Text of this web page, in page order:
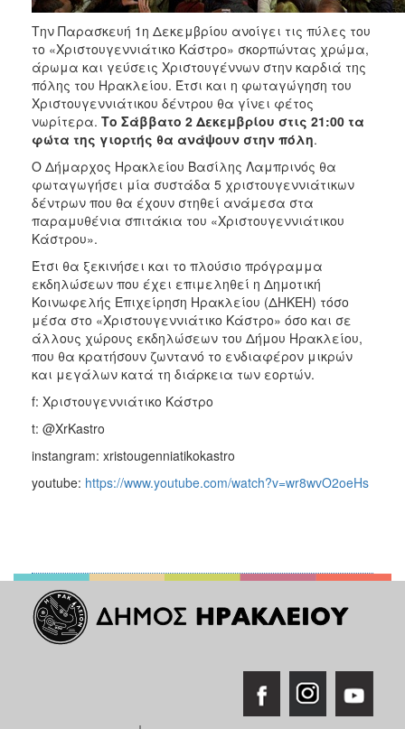
ΑΝΘΕΚΤΙΚΗ
ΠΟΛΗΤην Παρασκευή 1η Δεκεμβρίου ανοίγει τις πύλες του
το «Χριστουγεννιάτικο Κάστρο» σκορπώντας χρώμα,
άρωμα και γεύσεις Χριστουγέννων στην καρδιά της
πόλης του Ηρακλείου. Έτσι και η φωταγώγηση του
Χριστουγεννιάτικου δέντρου θα γίνει φέτος
νωρίτερα. Το Σάββατο 2 Δεκεμβρίου στις 21:00 τα
φώτα της γιορτής θα ανάψουν στην πόλη.
Ο Δήμαρχος Ηρακλείου Βασίλης Λαμπρινός θα
φωταγωγήσει μία συστάδα 5 χριστουγεννιάτικων
δέντρων που θα έχουν στηθεί ανάμεσα στα
παραμυθένια σπιτάκια του «Χριστουγεννιάτικου
Κάστρου».
Έτσι θα ξεκινήσει και το πλούσιο πρόγραμμα
εκδηλώσεων που έχει επιμεληθεί η Δημοτική
Κοινωφελής Επιχείρηση Ηρακλείου (ΔΗΚΕΗ) τόσο
μέσα στο «Χριστουγεννιάτικο Κάστρο» όσο και σε
άλλους χώρους εκδηλώσεων του Δήμου Ηρακλείου,
που θα κρατήσουν ζωντανό το ενδιαφέρον μικρών
και μεγάλων κατά τη διάρκεια των εορτών.
f: Χριστουγεννιάτικο Κάστρο
t: @XrKastro
instangram: xristougenniatikokastro
youtube: https://www.youtube.com/watch?v=wr8wvO2oeHs